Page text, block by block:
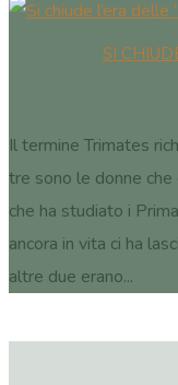
SI
Il termine Trimates
tre sono le donne
che ha studiato i
ancora in vita ci ha
altre due erano...